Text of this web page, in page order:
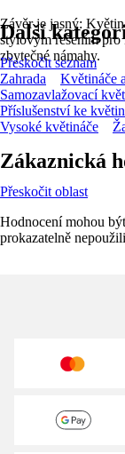
Závěr je jasný:
stylovým řešením pro
zbytečné námahy.
Další
Přeskočit seznam
Zahrada
Květináče
Samozavlažovací
Příslušenství ke
Vysoké květináče
Zákaznická
Přeskočit oblast
Hodnocení mohou
prokazatelně